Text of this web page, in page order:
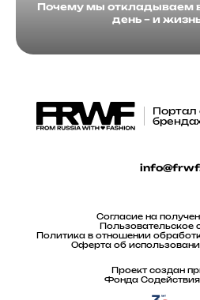
Почему мы откладываем
день – и
Портал
Согласие на
Пользовательское
Политика в отношении
Оферта об
Проект создан
Фонда